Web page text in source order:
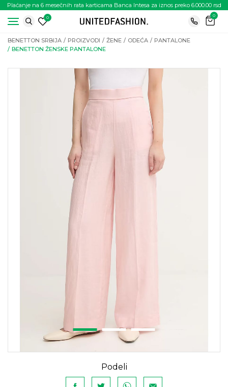
Plaćanje na 6 mesečnih rata karticama Banca Intesa za iznos preko 6.000.00 rsd
0
0
BENETTON SRBIJA PROIZVODI ŽENE ODEĆA
PANTALONE
BENETTON ŽENSKE PANTALONE
Podeli